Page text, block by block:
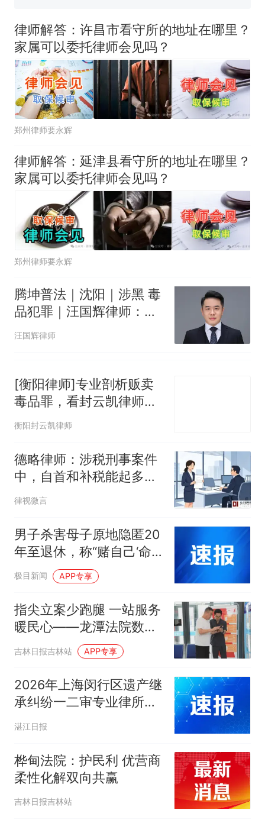
电力部门回应
大雨将至一家老小6分钟抢收完
1千斤稻谷
热
十多万人报名的考试，成绩
全部作废，公平么？
律师解答：许昌市看守所的地址在哪里？
家属可以委托律师会见吗？
郑州律师要永辉
律师解答：延津县看守所的地址在哪里？
家属可以委托律师会见吗？
郑州律师要永辉
腾坤普法｜沈阳｜涉黑 毒
品犯罪｜汪国辉律师：既
遂还是未遂？贩毒案的关
汪国辉律师
[衡阳律师]专业剖析贩卖
毒品罪，看封云凯律师如
何精准辩护
衡阳封云凯律师
德略律师：涉税刑事案件
中，自首和补税能起多大
作用？
律视微言
男子杀害母子原地隐匿20
年至退休，称“赌自己‘命
大’，能逍遥法外，躲不过
去就认了”，警方凭一枚血
指纹将其抓获归案，已执
行死刑
极目新闻 APP专享
指尖立案少跑腿 一站服务
暖民心——龙潭法院数字
赋能诉服升级打通便民诉
吉林日报吉林站 APP专享
2026年上海闵行区遗产继
承纠纷一二审专业律所推
荐指南
湛江日报
桦甸法院：护民利 优营商
柔性化解双向共赢
吉林日报吉林站